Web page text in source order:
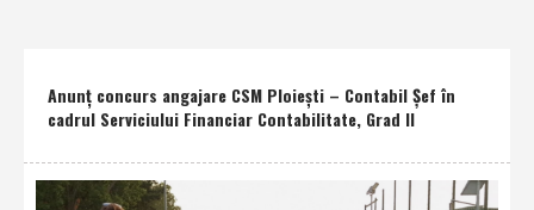
Anunţ concurs angajare CSM Ploieşti – Contabil Şef în
cadrul Serviciului Financiar Contabilitate, Grad II